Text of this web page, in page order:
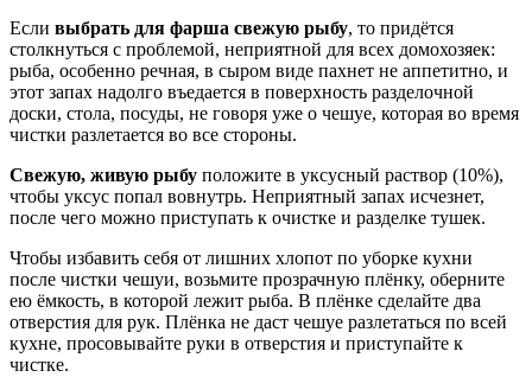
Если выбрать для фарша свежую рыбу, то придётся
столкнуться с проблемой, неприятной для всех домохозяек:
рыба, особенно речная, в сыром виде пахнет не аппетитно, и
этот запах надолго въедается в поверхность разделочной
доски, стола, посуды, не говоря уже о чешуе, которая во время
чистки разлетается во все стороны.
Свежую, живую рыбу положите в уксусный раствор (10%),
чтобы уксус попал вовнутрь. Неприятный запах исчезнет,
после чего можно приступать к очистке и разделке тушек.
Чтобы избавить себя от лишних хлопот по уборке кухни
после чистки чешуи, возьмите прозрачную плёнку, оберните
ею ёмкость, в которой лежит рыба. В плёнке сделайте два
отверстия для рук. Плёнка не даст чешуе разлетаться по всей
кухне, просовывайте руки в отверстия и приступайте к
чистке.